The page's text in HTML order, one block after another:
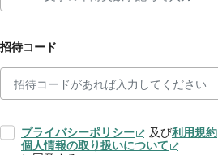
招待コード
プライバシーポリシー 及び利用規約
個人情報の取り扱いについて